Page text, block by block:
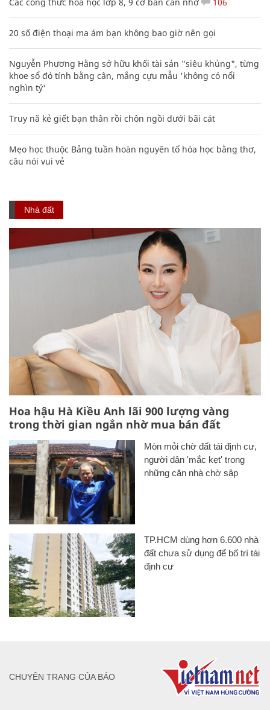
20 số điện thoại ma ám bạn không bao giờ nên gọi
Nguyễn Phương Hằng sở hữu khối tài sản "siêu khủng", từng
khoe sổ đỏ tính bằng cân, mắng cựu mẫu 'không có nổi
nghìn tỷ'
Truy nã kẻ giết bạn thân rồi chôn ngồi dưới bãi cát
Mẹo học thuộc Bảng tuần hoàn nguyên tố hóa học bằng thơ,
câu nói vui vẻ
Nhà đất
Hoa hậu Hà Kiều Anh lãi 900 lượng vàng
trong thời gian ngắn nhờ mua bán đất
Mòn mỏi chờ đất tái định cư,
người dân 'mắc kẹt' trong
những căn nhà chờ sập
TP.HCM dùng hơn 6.600 nhà
đất chưa sử dụng để bố trí tái
định cư
CHUYÊN TRANG CỦA BÁO